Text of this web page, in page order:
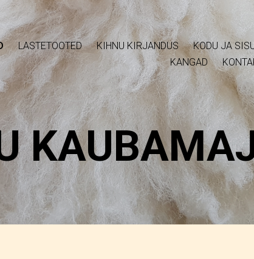
LASTETOOTED KIHNU KIRJANDUS KODU JA
KANGAD